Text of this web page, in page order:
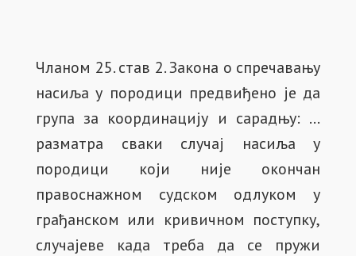
Чланом 25. став 2. Закона о спречавању
насиља у породици предвиђено је да
група за координацију и сарадњу: …
разматра сваки случај насиља у
породици који није окончан
правоснажном судском одлуком у
грађанском или кривичном поступку,
случајеве када треба да се пружи